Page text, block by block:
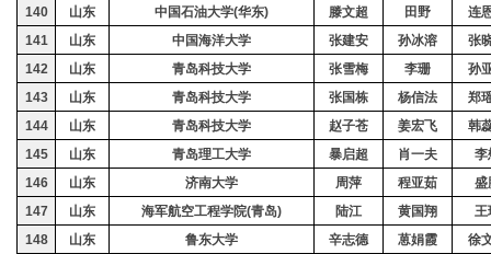
140
山东 中国石油大学(华东) 滕文超 田野
连
141
山东 中国海洋大学 张建安 孙冰溶
张
142
山东 青岛科技大学 张雪梅 李珊
孙
143
山东 青岛科技大学 张国栋 杨信法
郑
144
山东 青岛科技大学 赵子苍 姜宏飞
韩
145
山东 青岛理工大学 暴启超 肖一夫
李
146
山东 济南大学 周萍 程亚茹
盛
147
山东 海军航空工程学院(青岛) 陆江 黄国翔
王
148
山东 鲁东大学 辛志德 葸娟霞
徐